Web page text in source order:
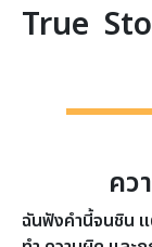
True
คว
ฉันฟังคำนี้จนชิน